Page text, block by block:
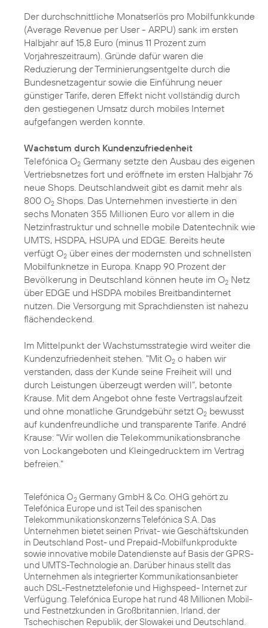
Der durchschnittliche Monatserlös pro Mobilfunkkunde
(Average Revenue per User - ARPU) sank im ersten
Halbjahr auf 15,8 Euro (minus 11 Prozent zum
Vorjahreszeitraum). Gründe dafür waren die
Reduzierung der Terminierungsentgelte durch die
Bundesnetzagentur sowie die Einführung neuer
günstiger Tarife, deren Effekt nicht vollständig durch
den gestiegenen Umsatz durch mobiles Internet
aufgefangen werden konnte.
Wachstum durch Kundenzufriedenheit
Telefónica O2 Germany setzte den Ausbau des eigenen
Vertriebsnetzes fort und eröffnete im ersten Halbjahr 76
neue Shops. Deutschlandweit gibt es damit mehr als
800 O2 Shops. Das Unternehmen investierte in den
sechs Monaten 355 Millionen Euro vor allem in die
Netzinfrastruktur und schnelle mobile Datentechnik wie
UMTS, HSDPA, HSUPA und EDGE. Bereits heute
verfügt O2 über eines der modernsten und schnellsten
Mobilfunknetze in Europa. Knapp 90 Prozent der
Bevölkerung in Deutschland können heute im O2 Netz
über EDGE und HSDPA mobiles Breitbandinternet
nutzen. Die Versorgung mit Sprachdiensten ist nahezu
flächendeckend.
Im Mittelpunkt der Wachstumsstrategie wird weiter die
Kundenzufriedenheit stehen. "Mit O2 o haben wir
verstanden, dass der Kunde seine Freiheit will und
durch Leistungen überzeugt werden will", betonte
Krause. Mit dem Angebot ohne feste Vertragslaufzeit
und ohne monatliche Grundgebühr setzt O2 bewusst
auf kundenfreundliche und transparente Tarife. André
Krause: "Wir wollen die Telekommunikationsbranche
von Lockangeboten und Kleingedrucktem im Vertrag
befreien."
Telefónica O2 Germany GmbH & Co. OHG gehört zu
Telefónica Europe und ist Teil des spanischen
Telekommunikationskonzerns Telefónica S.A. Das
Unternehmen bietet seinen Privat- wie Geschäftskunden
in Deutschland Post- und Prepaid-Mobilfunkprodukte
sowie innovative mobile Datendienste auf Basis der GPRS-
und UMTS-Technologie an. Darüber hinaus stellt das
Unternehmen als integrierter Kommunikationsanbieter
auch DSL-Festnetztelefonie und Highspeed- Internet zur
Verfügung. Telefónica Europe hat rund 48 Millionen Mobil-
und Festnetzkunden in Großbritannien, Irland, der
Tschechischen Republik, der Slowakei und Deutschland.